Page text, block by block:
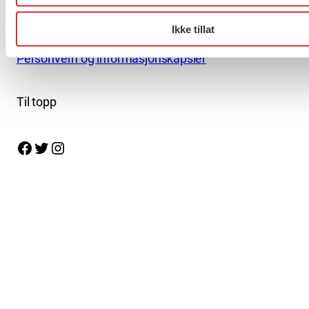
Ikke tillat
finner du her.
Personvern og informasjonskapsler
Til topp
Facebook Twitter Instagram